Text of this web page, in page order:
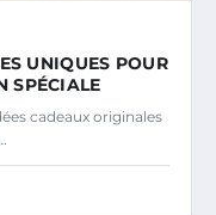
UNIQUES POUR
SPÉCIALE
cadeaux originales